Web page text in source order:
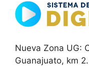
Nueva Zona UG:
Guanajuato, km